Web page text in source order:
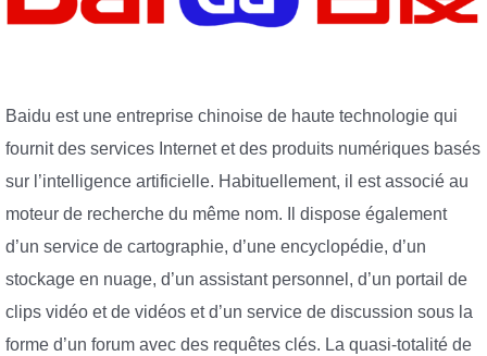
Baidu est une entreprise chinoise de haute technologie qui
fournit des services Internet et des produits numériques basés
sur l’intelligence artificielle. Habituellement, il est associé au
moteur de recherche du même nom. Il dispose également
d’un service de cartographie, d’une encyclopédie, d’un
stockage en nuage, d’un assistant personnel, d’un portail de
clips vidéo et de vidéos et d’un service de discussion sous la
forme d’un forum avec des requêtes clés. La quasi-totalité de